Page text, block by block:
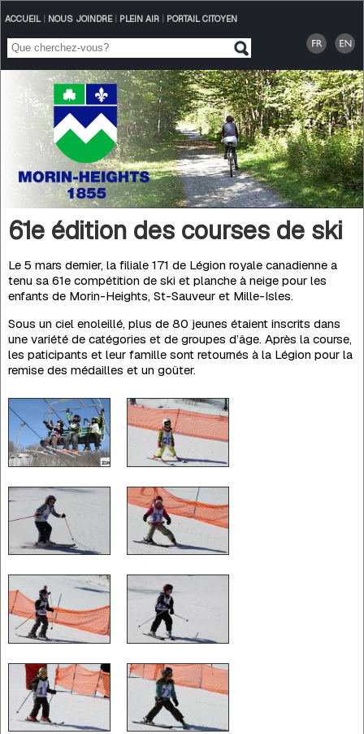
ACCUEIL| NOUS JOINDRE| PLEIN AIR| PORTAIL CITOYEN
61e édition des courses de ski
Le 5 mars dernier, la filiale 171 de Légion royale canadienne a
tenu sa 61e compétition de ski et planche à neige pour les
enfants de Morin-Heights, St-Sauveur et Mille-Isles.
Sous un ciel enoleillé, plus de 80 jeunes étaient inscrits dans
une variété de catégories et de groupes d’âge. Après la course,
les paticipants et leur famille sont retournés à la Légion pour la
remise des médailles et un goûter.